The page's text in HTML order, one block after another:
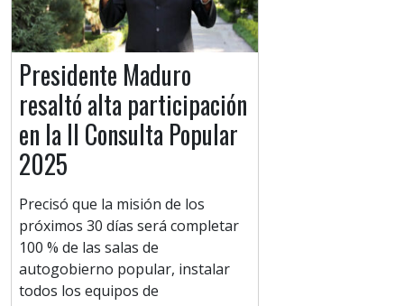
Presidente Maduro
resaltó alta participación
en la II Consulta Popular
2025
Precisó que la misión de los
próximos 30 días será completar
100 % de las salas de
autogobierno popular, instalar
todos los equipos de